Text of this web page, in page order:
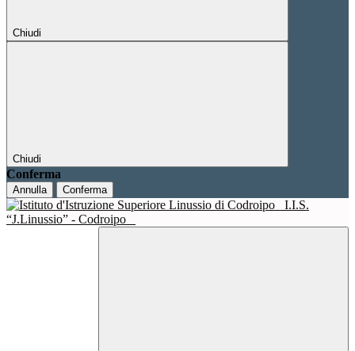
Chiudi
Chiudi
Conferma
Annulla Conferma
I.I.S.
“J.Linussio” - Codroipo